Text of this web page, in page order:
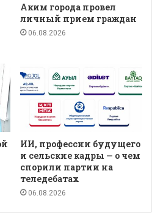
Аким города провел
личный прием граждан
06.08.2026
ИИ, профессии будущего
и сельские кадры — о чем
спорили партии на
теледебатах
06.08.2026